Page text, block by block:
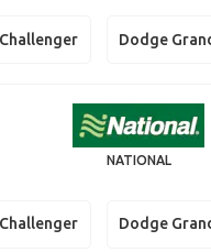
Dodge
NATIONAL
Dodge